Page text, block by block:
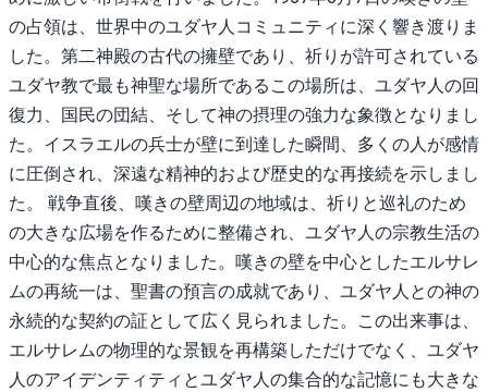
の占領は、世界中のユダヤ人コミュニティに深く響き渡りま
した。第二神殿の古代の擁壁であり、祈りが許可されている
ユダヤ教で最も神聖な場所であるこの場所は、ユダヤ人の回
復力、国民の団結、そして神の摂理の強力な象徴となりまし
た。イスラエルの兵士が壁に到達した瞬間、多くの人が感情
に圧倒され、深遠な精神的および歴史的な再接続を示しまし
た。 戦争直後、嘆きの壁周辺の地域は、祈りと巡礼のため
の大きな広場を作るために整備され、ユダヤ人の宗教生活の
中心的な焦点となりました。嘆きの壁を中心としたエルサレ
ムの再統一は、聖書の預言の成就であり、ユダヤ人との神の
永続的な契約の証として広く見られました。この出来事は、
エルサレムの物理的な景観を再構築しただけでなく、ユダヤ
人のアイデンティティとユダヤ人の集合的な記憶にも大きな